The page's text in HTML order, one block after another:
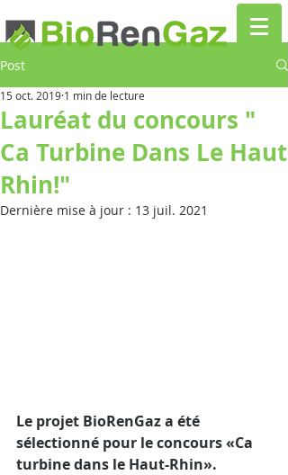
Post
Lauréat du concours "
Ca Turbine Dans Le Haut
Rhin!"
15 oct. 2019 1 min de lecture
Dernière mise à jour : 13 juil. 2021
Le projet BioRenGaz a été
sélectionné pour le concours «Ca
turbine dans le Haut-Rhin».